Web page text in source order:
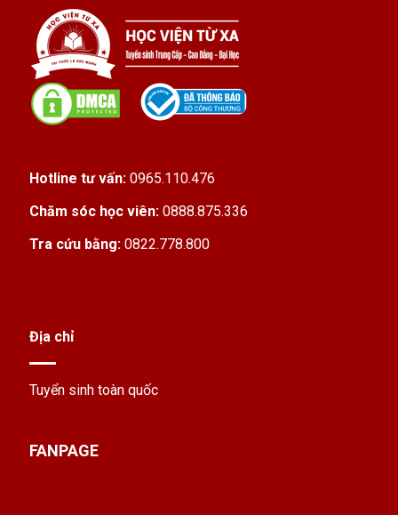
chăm sóc body, tẩy tế bào chết, massage cơ
thể thư giãn, gội đầu dưỡng sinh…
Kỹ thuật làm đẹp phổ biến: nối mi, vẽ chân mày,
trang điểm cá nhân, chăm sóc móng tay móng
chân cơ bản.
trong sử dụng hóa chất, vệ sinh, khử khuẩn
dụng cụ trong ngành spa/thẩm mỹ.
Giao tiếp với khách hàng, tư vấn dịch vụ, xử lý
Không chỉ học trong lớp, học viên còn được
hoặc tại các cơ sở làm đẹp liên kết. Nhờ vậy,
khi chính thức đi làm sau này.
Hotline tư vấn: 0965.110.476
Chăm sóc học viên: 0888.875.336
Tra cứu bằng: 0822.778.800
Địa chỉ
Tuyển sinh toàn quốc
FANPAGE